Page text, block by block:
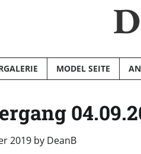
MODEL SEITE
2019 by DeanB